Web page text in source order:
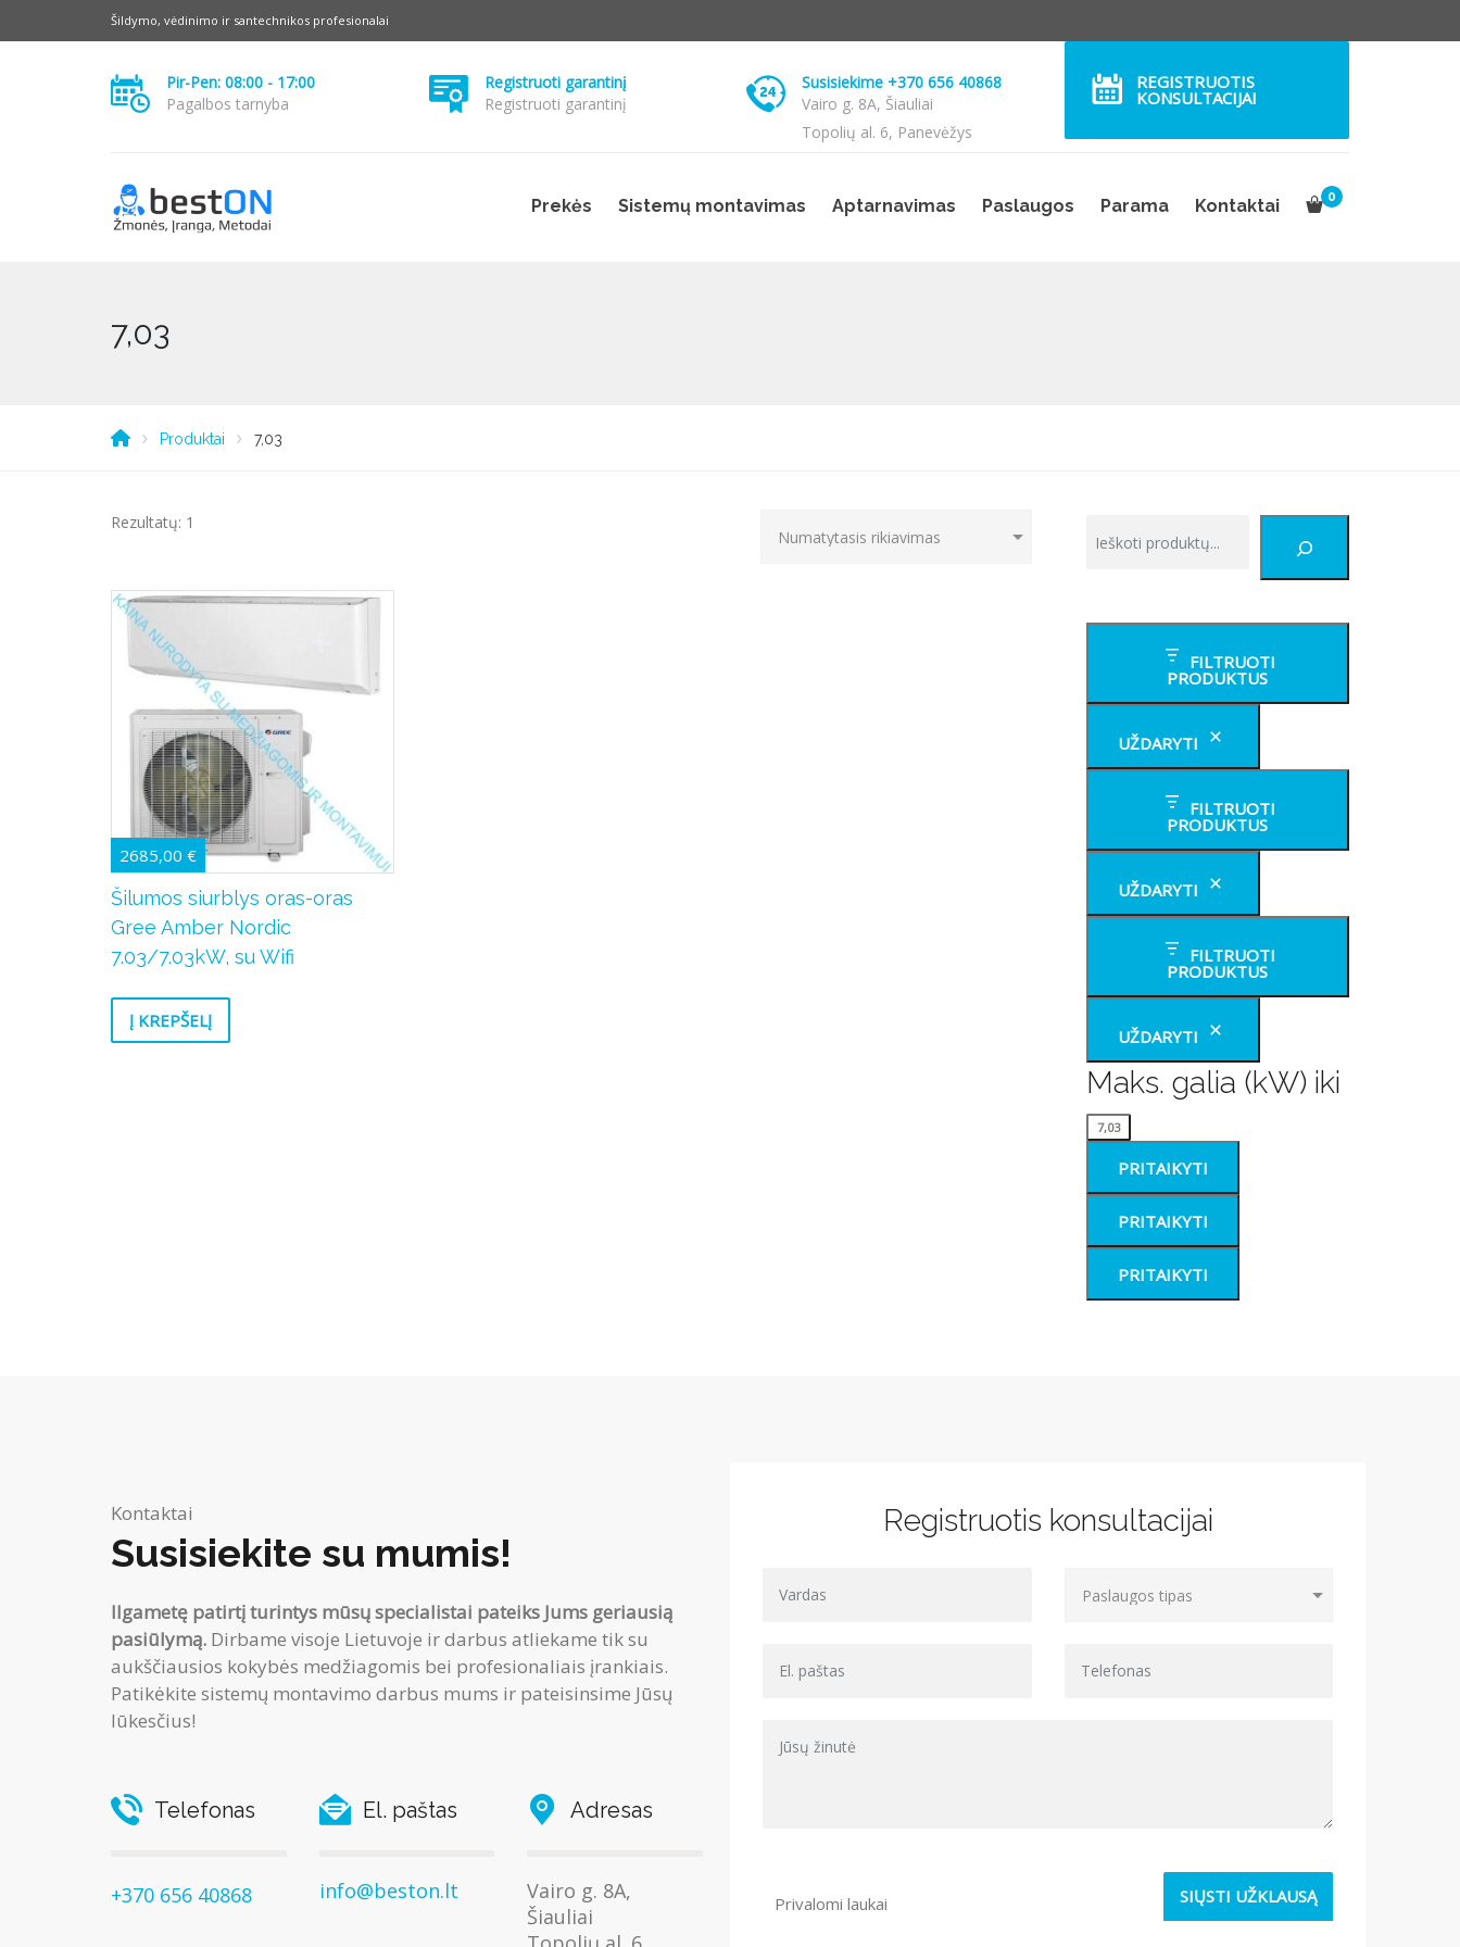
Šildymo, vėdinimo ir santechnikos profesionalai
Pir-Pen: 08:00 - 17:00
Pagalbos tarnyba
Registruoti garantinį
Registruoti garantinį
Susisiekime +370 656 40868
Vairo g. 8A, Šiauliai
Topolių al. 6, Panevėžys
REGISTRUOTIS
KONSULTACIJAI
Prekės Sistemų montavimas Aptarnavimas Paslaugos Parama Kontaktai 0
7,03
Produktai 7,03
Rezultatų: 1
2685,00 €
Šilumos siurblys oras-oras
Gree Amber Nordic
7.03/7.03kW, su Wifi
Į KREPŠELĮ
paieška
FILTRUOTI
PRODUKTUS
UŽDARYTI
FILTRUOTI
PRODUKTUS
UŽDARYTI
FILTRUOTI
PRODUKTUS
UŽDARYTI
Maks. galia (kW) iki
Maks.
iki
7,03
PRITAIKYTI
PRITAIKYTI
PRITAIKYTI
Kontaktai
Susisiekite su mumis!
Ilgametę patirtį turintys mūsų specialistai pateiks Jums geriausią
pasiūlymą. Dirbame visoje Lietuvoje ir darbus atliekame tik su
aukščiausios kokybės medžiagomis bei profesionaliais įrankiais.
Patikėkite sistemų montavimo darbus mums ir pateisinsime Jūsų
lūkesčius!
Telefonas
+370 656 40868
El. paštas
info@beston.lt
Adresas
Vairo g. 8A,
Šiauliai
Registruotis konsultacijai
Privalomi laukai